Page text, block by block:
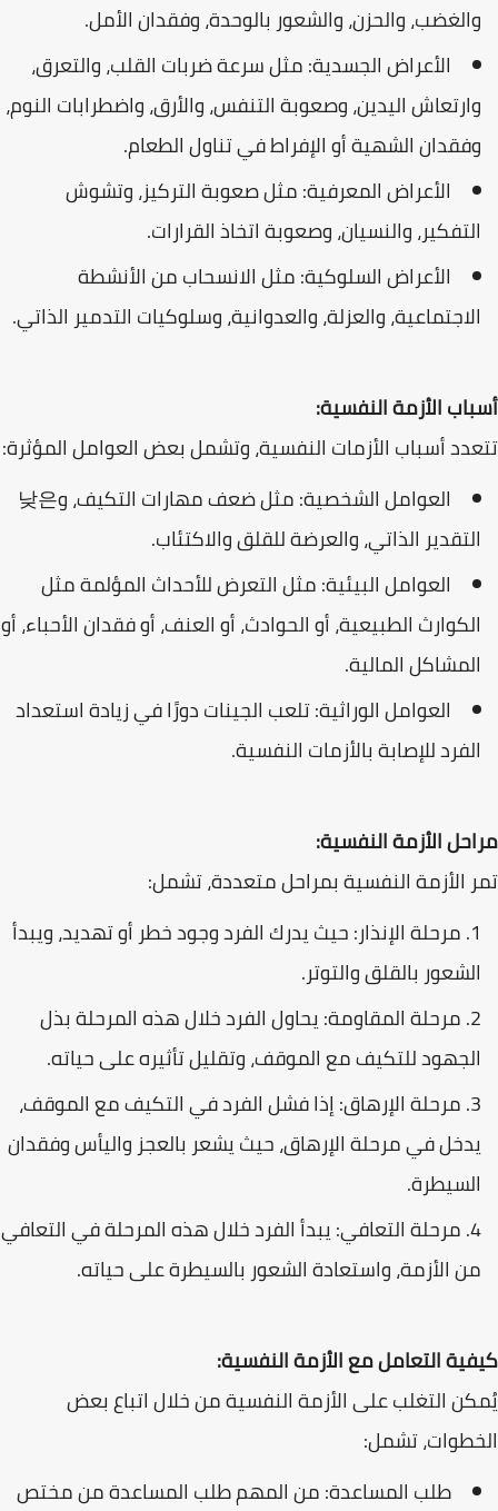
والغضب، والحزن، والشعور بالوحدة، وفقدان الأمل.
الأعراض الجسدية: مثل سرعة ضربات القلب، والتعرق،
وارتعاش اليدين، وصعوبة التنفس، والأرق، واضطرابات النوم،
وفقدان الشهية أو الإفراط في تناول الطعام.
الأعراض المعرفية: مثل صعوبة التركيز، وتشوش
التفكير، والنسيان، وصعوبة اتخاذ القرارات.
الأعراض السلوكية: مثل الانسحاب من الأنشطة
الاجتماعية، والعزلة، والعدوانية، وسلوكيات التدمير الذاتي.
أسباب الأزمة النفسية:
تتعدد أسباب الأزمات النفسية، وتشمل بعض العوامل المؤثرة:
العوامل الشخصية: مثل ضعف مهارات التكيف، و낮은
التقدير الذاتي، والعرضة للقلق والاكتئاب.
العوامل البيئية: مثل التعرض للأحداث المؤلمة مثل
الكوارث الطبيعية، أو الحوادث، أو العنف، أو فقدان الأحباء، أو
المشاكل المالية.
العوامل الوراثية: تلعب الجينات دورًا في زيادة استعداد
الفرد للإصابة بالأزمات النفسية.
مراحل الأزمة النفسية:
تمر الأزمة النفسية بمراحل متعددة، تشمل:
مرحلة الإنذار: حيث يدرك الفرد وجود خطر أو تهديد، ويبدأ
الشعور بالقلق والتوتر.
مرحلة المقاومة: يحاول الفرد خلال هذه المرحلة بذل
الجهود للتكيف مع الموقف، وتقليل تأثيره على حياته.
مرحلة الإرهاق: إذا فشل الفرد في التكيف مع الموقف،
يدخل في مرحلة الإرهاق، حيث يشعر بالعجز واليأس وفقدان
السيطرة.
مرحلة التعافي: يبدأ الفرد خلال هذه المرحلة في التعافي
من الأزمة، واستعادة الشعور بالسيطرة على حياته.
كيفية التعامل مع الأزمة النفسية:
يُمكن التغلب على الأزمة النفسية من خلال اتباع بعض
الخطوات، تشمل:
طلب المساعدة: من المهم طلب المساعدة من مختص